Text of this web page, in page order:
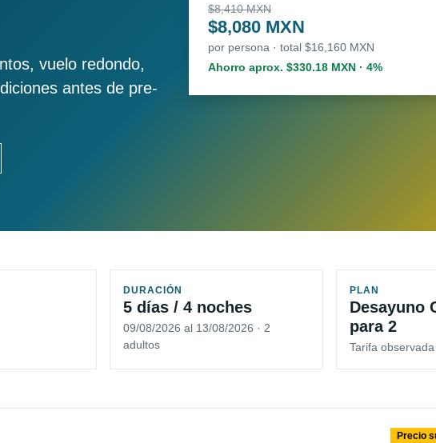
vuelo redondo,
antes de pre-
$8,410 MXN
$8,080 MXN
por persona · total $16,160 MXN
Ahorro aprox. $330.18 MXN · 4%
DURACIÓN
5 días / 4 noches
09/08/2026 al 13/08/2026 · 2
adultos
PLAN
Desayuno
para 2
Tarifa observada
Precio